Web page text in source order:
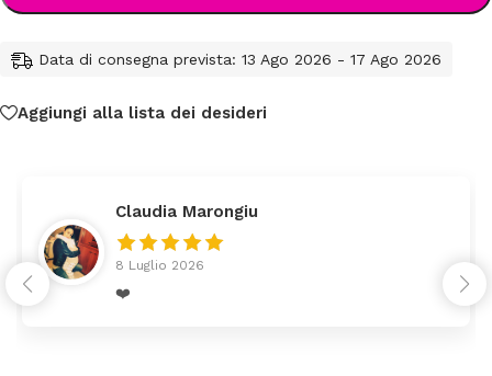
Data di consegna prevista: 13 Ago 2026 - 17 Ago 2026
Aggiungi alla lista dei desideri
Claudia Marongiu
8 Luglio 2026
❤️